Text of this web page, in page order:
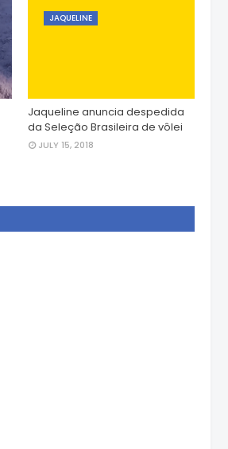
JAQUELINE
Jaqueline anuncia despedida
da Seleção Brasileira de vôlei
JULY 15, 2018